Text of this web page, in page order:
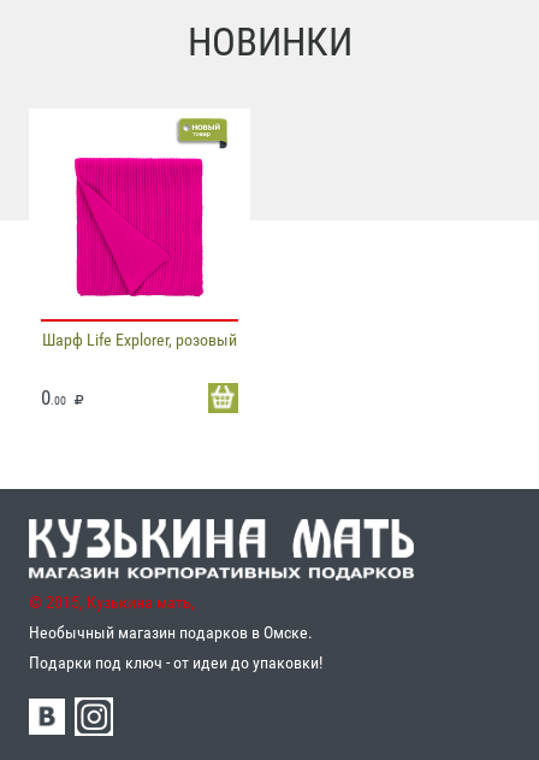
НОВИНКИ
Шарф Life Explorer, розовый
0 .00
© 2015, Кузькина мать,
Необычный магазин подарков в Омске.
Подарки под ключ - от идеи до упаковки!